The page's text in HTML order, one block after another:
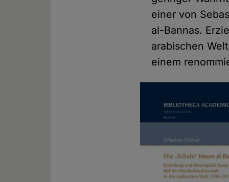
einer von
al-Bannas.
arabischen
einem